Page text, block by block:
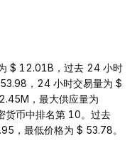
$ 12.01B，过去 24 小时
，24 小时交易量为 $
，最大供应量为
货币中排名第 10。过去
，最低价格为 $ 53.78。